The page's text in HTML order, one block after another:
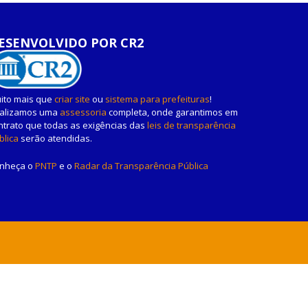
POR CR2
mais que criar site ou sistema para prefeituras!
uma assessoria completa, onde garantimos em
que todas as exigências das leis de transparência
serão atendidas.
o PNTP e o Radar da Transparência Pública